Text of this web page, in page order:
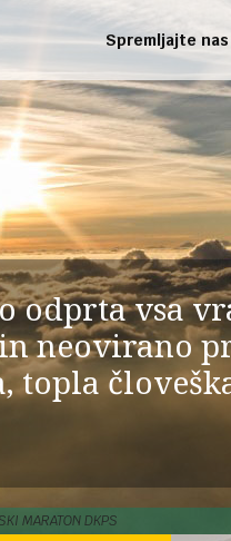
Spremljajte nas
odprta vsa
neovirano
topla
MARATON DKPS